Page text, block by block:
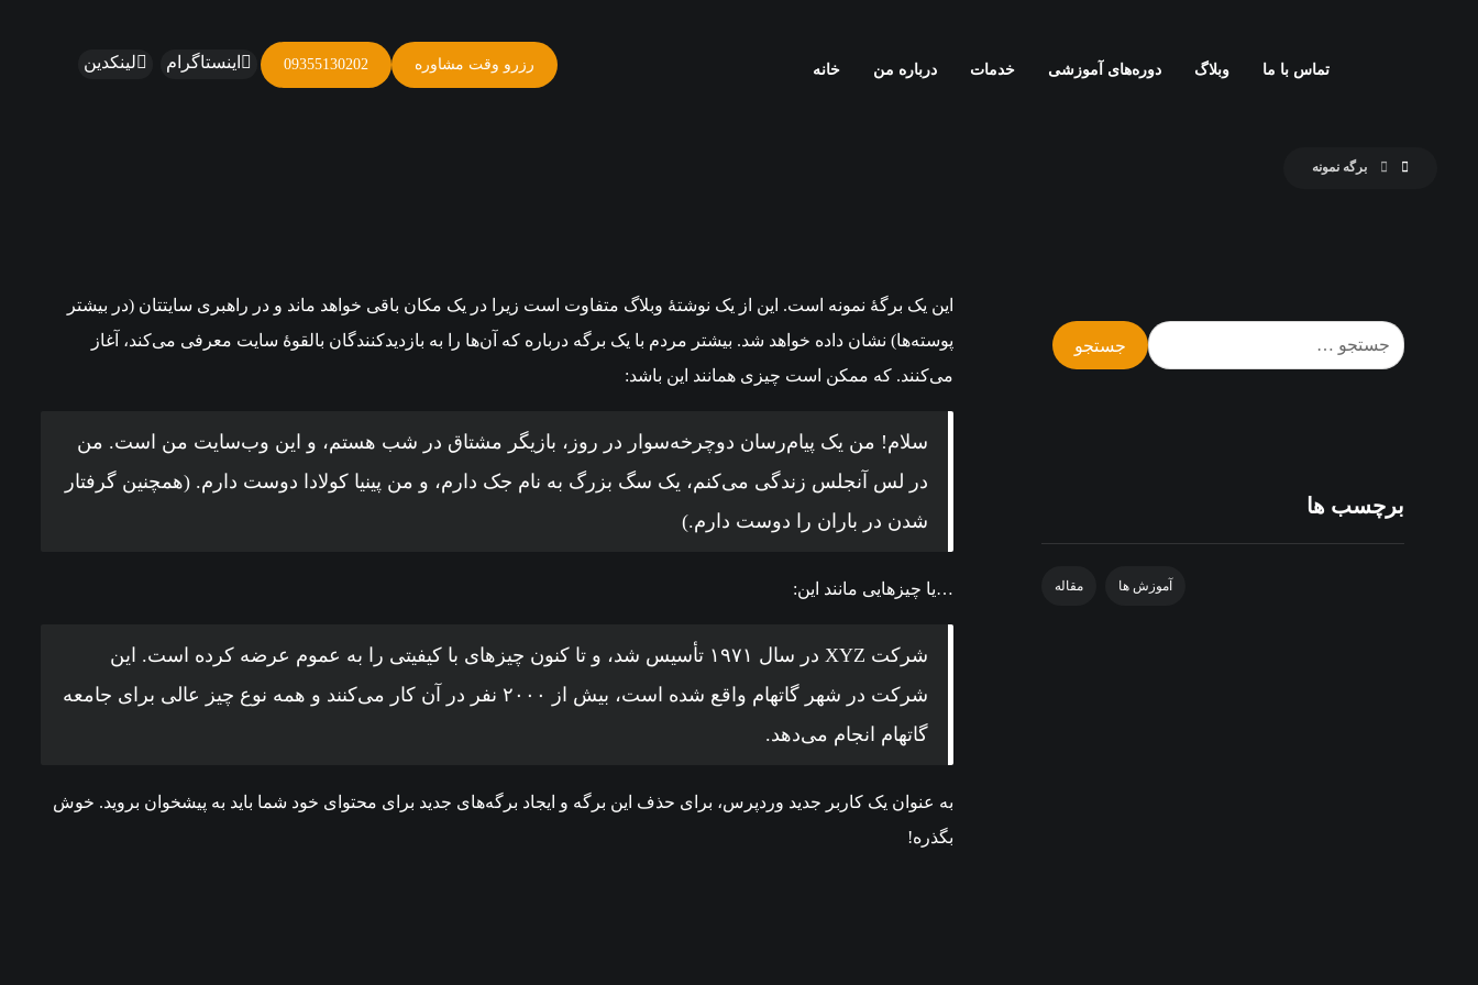
خانه درباره من خدمات دوره‌های آموزشی وبلاگ تماس با ما رزرو وقت مشاوره 09355130202 اینستاگرام لینکدین
برگه نمونه
این یک برگهٔ نمونه است. این از یک نوشتهٔ وبلاگ متفاوت است زیرا در یک مکان باقی خواهد ماند و در راهبری سایتتان (در بیشتر
پوسته‌ها) نشان داده خواهد شد. بیشتر مردم با یک برگه درباره که آن‌ها را به بازدیدکنندگان بالقوهٔ سایت معرفی می‌کند، آغاز
می‌کنند. که ممکن است چیزی همانند این باشد:
سلام! من یک پیام‌رسان دوچرخه‌سوار در روز، بازیگر مشتاق در شب هستم، و این وب‌سایت من است. من
در لس آنجلس زندگی می‌کنم، یک سگ بزرگ به نام جک دارم، و من پینیا کولادا دوست دارم. (همچنین گرفتار
شدن در باران را دوست دارم.)
…یا چیزهایی مانند این:
شرکت XYZ در سال ۱۹۷۱ تأسیس شد، و تا کنون چیزهای با کیفیتی را به عموم عرضه کرده است. این
شرکت در شهر گاتهام واقع شده است، بیش از ۲۰۰۰ نفر در آن کار می‌کنند و همه نوع چیز عالی برای جامعه
گاتهام انجام می‌دهد.
به عنوان یک کاربر جدید وردپرس، برای حذف این برگه و ایجاد برگه‌های جدید برای محتوای خود شما باید به پیشخوان بروید. خوش
بگذره!
برچسب ها
آموزش ها مقاله